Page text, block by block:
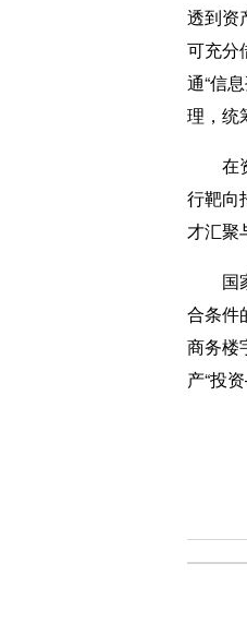
透到资
可充分
通“信
理，统
在资
行靶向
才汇聚
国家
合条件
商务楼
产“投